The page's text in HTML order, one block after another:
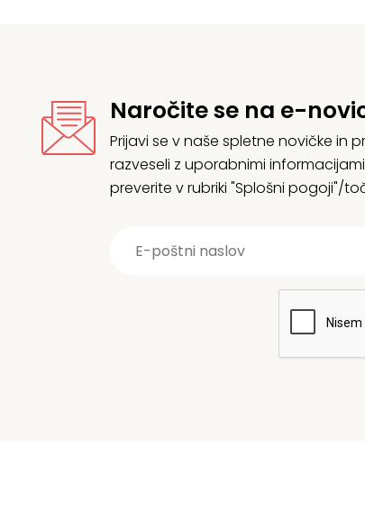
Naročite se na e-
Prijavi se v naše spletne novičke in
razveseli z uporabnimi
preverite v rubriki "Splošni pogoji"/